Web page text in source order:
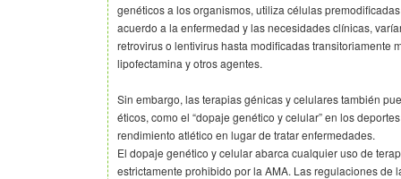
genéticos a los organismos, utiliza células
acuerdo a la enfermedad y las necesidades clínicas,
retrovirus o lentivirus hasta modificadas transitoriamente
lipofectamina y otros agentes.
Sin embargo, las terapias génicas y celulares también
éticos, como el “dopaje genético y celular” en los
rendimiento atlético en lugar de tratar enfermedades.
El dopaje genético y celular abarca cualquier uso de
estrictamente prohibido por la AMA. Las regulaciones de